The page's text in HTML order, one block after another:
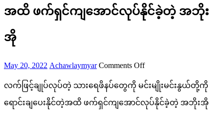
အထိ ဖက်ရှင်ကျအောင်လုပ်နိုင်ခဲ့တဲ့ အဘိုး
အို
Posted
May 20, 2022 Author
Achawlaymyar Comments Offon
ဖြင့်
ချုပ်
လက်ဖြင့်ချုပ်လုပ်တဲ့ သားရေဖိနပ်တွေကို မင်းမျိုးမင်းနွယ်တို့ကို
ရောင်းချပေးနိုင်တဲ့အထိ ဖက်ရှင်ကျအောင်လုပ်နိုင်ခဲ့တဲ့ အဘိုးအို